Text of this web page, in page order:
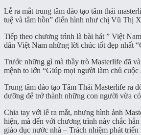
Lễ ra mắt trung tâm đào tạo tâm thái
tuệ và tâm hồn” điển hình như chị Vũ Thị
Tiếp theo chương trình là bài hát ” Việt
dân Việt Nam những lời chúc tốt đẹp nhất
Trước những gì mà thầy trò Masterlife đã
mệnh to lớn “Giúp mọi người làm chủ
Trung tâm đào tạo Tâm Thái Masterlife ra
dưỡng để trở thành những con người vừa
Chia tay với lễ ra mắt, nhưng hình ảnh
hiện, mà đến với chương trình này chắc
giáo dục nước nhà – Trách nhiệm phát